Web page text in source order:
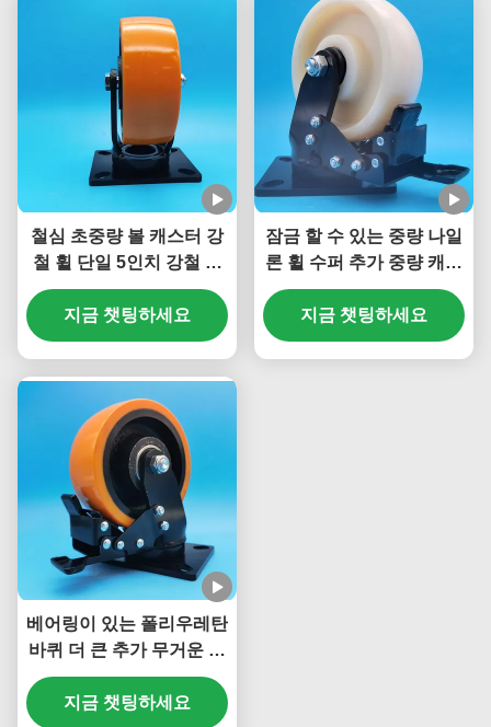
철심 초중량 볼 캐스터 강
철 휠 단일 5인치 강철 플
레이트 캐스터 잠금 가능
스크류픽 스위블 이동 휠
중장비 가구
지금 챗팅하세요
잠금 할 수 있는 중량 나일
론 휠 수퍼 추가 중량 캐스
터 볼 캐스터 스틸 브레이
크 싱글 8 "캐스터 조립 라
인
지금 챗팅하세요
베어링이 있는 폴리우레탄
바퀴 더 큰 추가 무거운 용
량 공 캐스터 강철 바퀴 싱
글 6 "플릿 캐스터 움직이
지금 챗팅하세요